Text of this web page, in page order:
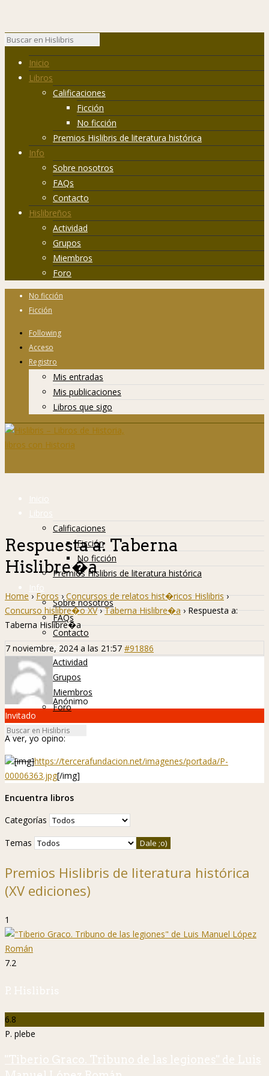
Inicio
Libros
Calificaciones
Ficción
No ficción
Premios Hislibris de literatura histórica
Info
Sobre nosotros
FAQs
Contacto
Hislibreños
Actividad
Grupos
Miembros
Foro
No ficción
Ficción
Following
Acceso
Registro
Mis entradas
Mis publicaciones
Libros que sigo
Inicio
Libros
Calificaciones
Ficción
No ficción
Premios Hislibris de literatura histórica
Info
Sobre nosotros
FAQs
Contacto
Hislibreños
Actividad
Grupos
Miembros
Foro
Respuesta a: Taberna
Hislibre�a
Home › Foros › Concursos de relatos hist�ricos Hislibris ›
Concurso hislibre�o XV › Taberna Hislibre�a › Respuesta a:
Taberna Hislibre�a
7 noviembre, 2024 a las 21:57 #91886
Anónimo
Invitado
A ver, yo opino:
[img]https://tercerafundacion.net/imagenes/portada/P-
00006363.jpg[/img]
Encuentra libros
Categorías
Temas
Premios Hislibris de literatura histórica
(XV ediciones)
1
7.2
P. Hislibris
6.8
P. plebe
"Tiberio Graco. Tribuno de las legiones" de Luis